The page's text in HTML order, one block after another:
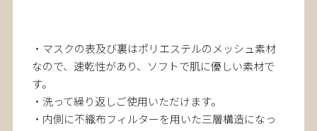
・マスクの表及び裏はポリエステルのメッシュ素材
なので、速乾性があり、ソフトで肌に優しい素材で
す。
・洗って繰り返しご使用いただけます。
・内側に不織布フィルターを用いた三層構造になっ